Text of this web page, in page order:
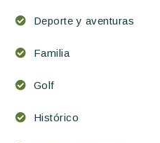
Deporte y aventuras
Familia
Golf
Histórico